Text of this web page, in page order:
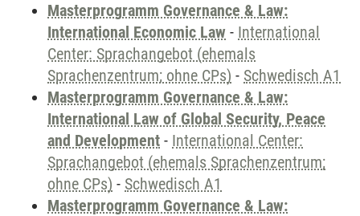
Masterprogramm Governance & Law:
International Economic Law - International
Center: Sprachangebot (ehemals
Sprachenzentrum; ohne CPs) - Schwedisch A1
Masterprogramm Governance & Law:
International Law of Global Security, Peace
and Development - International Center:
Sprachangebot (ehemals Sprachenzentrum;
ohne CPs) - Schwedisch A1
Masterprogramm Governance & Law: